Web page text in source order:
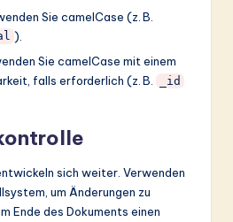
Sie camelCase (z. B.
).
Sie camelCase mit einem
falls erforderlich (z. B.
_id
sich weiter. Verwenden
um Änderungen zu
Ende des Dokuments einen